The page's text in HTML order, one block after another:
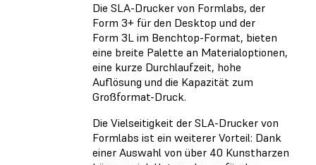
Die SLA-Drucker von Formlabs, der
Form 3+ für den Desktop und der
Form 3L im Benchtop-Format, bieten
eine breite Palette an Materialoptionen,
eine kurze Durchlaufzeit, hohe
Auflösung und die Kapazität zum
Großformat-Druck.
Die Vielseitigkeit der SLA-Drucker von
Formlabs ist ein weiterer Vorteil: Dank
einer Auswahl von über 40 Kunstharzen